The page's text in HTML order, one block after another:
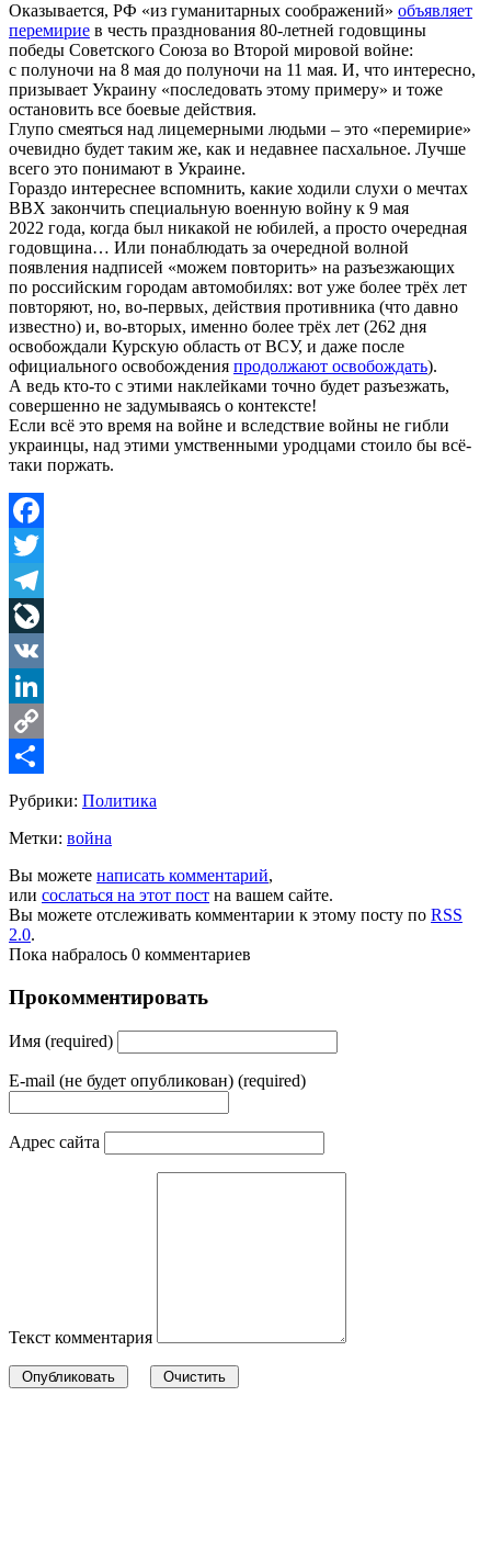
Оказывается, РФ «из гуманитарных соображений» объявляет
перемирие в честь празднования 80-летней годовщины
победы Советского Союза во Второй мировой войне:
с полуночи на 8 мая до полуночи на 11 мая. И, что интересно,
призывает Украину «последовать этому примеру» и тоже
остановить все боевые действия.
Глупо смеяться над лицемерными людьми – это «перемирие»
очевидно будет таким же, как и недавнее пасхальное. Лучше
всего это понимают в Украине.
Гораздо интереснее вспомнить, какие ходили слухи о мечтах
ВВХ закончить специальную военную войну к 9 мая
2022 года, когда был никакой не юбилей, а просто очередная
годовщина… Или понаблюдать за очередной волной
появления надписей «можем повторить» на разъезжающих
по российским городам автомобилях: вот уже более трёх лет
повторяют, но, во-первых, действия противника (что давно
известно) и, во-вторых, именно более трёх лет (262 дня
освобождали Курскую область от ВСУ, и даже после
официального освобождения продолжают освобождать).
А ведь кто-то с этими наклейками точно будет разъезжать,
совершенно не задумываясь о контексте!
Если всё это время на войне и вследствие войны не гибли
украинцы, над этими умственными уродцами стоило бы всё-
таки поржать.
Facebook
Twitter
Telegram
LiveJournal
VK
LinkedIn
Copy
Link
Share
Рубрики: Политика
Метки: война
Вы можете написать комментарий,
или сослаться на этот пост на вашем сайте.
Вы можете отслеживать комментарии к этому посту по RSS
2.0.
Пока набралось 0 комментариев
Прокомментировать
Имя (required)
E-mail (не будет опубликован) (required)
Адрес сайта
Текст комментария